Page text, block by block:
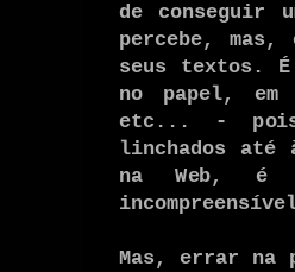
de conseguir
percebe, mas,
seus textos.
no papel, em
etc... - pois,
linchados até
na Web, é
Mas, errar na